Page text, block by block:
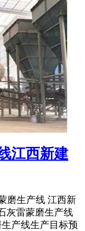
江西新建
磨生产线 江西新
灰雷蒙磨生产线
产线生产目标预